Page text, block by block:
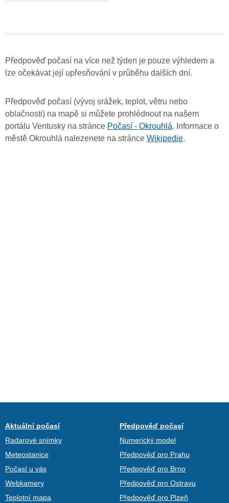
Předpověď počasí na více než týden je pouze výhledem a
lze očekávat její upřesňování v průběhu dalších dní.
Předpověď počasí (vývoj srážek, teplot, větru nebo
oblačnosti) na mapě si můžete prohlédnout na našem
portálu Ventusky na stránce Počasí - Okrouhlá. Informace o
městě Okrouhlá nalezenete na stránce Wikipedie.
Aktuální počasí
Radarové snímky
Meteostanice
Počasí u vás
Webkamery
Teplotní mapa
Předpověď počasí
Numerický model
Předpověď pro Prahu
Předpověď pro Brno
Předpověď pro Ostravu
Předpověď pro Plzeň